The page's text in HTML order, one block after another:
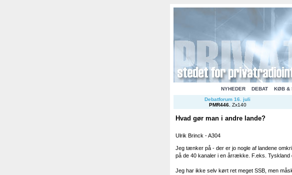
NYHEDER DEBAT KØB &
Debatforum 16. juli
PMR446. Zx140
Hvad gør man i andre lande?
Ulrik Brinck - A304
Jeg tænker på - der er jo nogle af landene
på de 40 kanaler i en årrække. F.eks. Tyskland
Jeg har ikke selv kørt ret meget SSB, men